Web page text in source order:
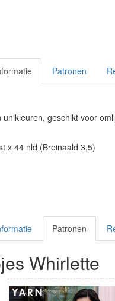
Patronen
geschikt voor
x 44 nld (Breinaald 3,5)
Patronen
Whirlette